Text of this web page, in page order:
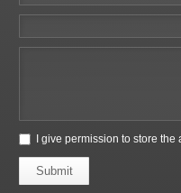
I give permission to store the
Submit